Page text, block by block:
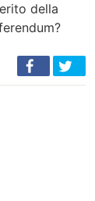
della